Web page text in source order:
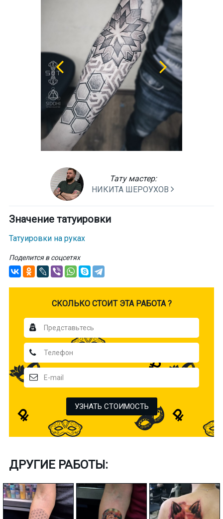
Тату мастер:
НИКИТА ШЕРОУХОВ
Значение татуировки
Татуировки на руках
Поделится в соцсетях
CКОЛЬКО СТОИТ ЭТА РАБОТА ?
УЗНАТЬ СТОИМОСТЬ
ДРУГИЕ РАБОТЫ: